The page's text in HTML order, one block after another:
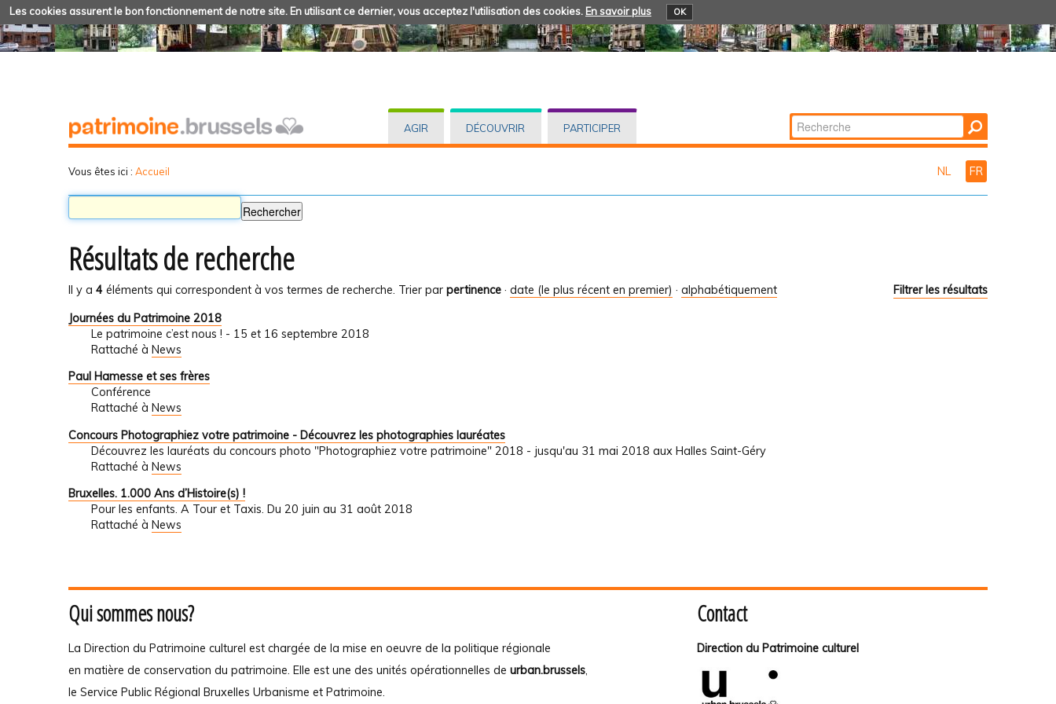
Les cookies assurent le bon fonctionnement de notre site. En utilisant ce dernier, vous acceptez l'utilisation des cookies. En savoir plus OK
AGIR DÉCOUVRIR PARTICIPER Chercher par
Recherche
Vous êtes ici : Accueil NL FR
Résultats de recherche
Il y a 4 éléments qui correspondent à vos termes de recherche. Filtrer les résultats
Trier par pertinence · date (le plus récent en premier) · alphabétiquement
Journées du Patrimoine 2018
Le patrimoine c’est nous ! - 15 et 16 septembre 2018
Rattaché à News
Paul Hamesse et ses frères
Conférence
Rattaché à News
Concours Photographiez votre patrimoine - Découvrez les photographies lauréates
Découvrez les lauréats du concours photo "Photographiez votre patrimoine" 2018 - jusqu'au 31 mai 2018 aux Halles Saint-Géry
Rattaché à News
Bruxelles. 1.000 Ans d’Histoire(s) !
Pour les enfants. A Tour et Taxis. Du 20 juin au 31 août 2018
Rattaché à News
Qui sommes nous?
La Direction du Patrimoine culturel est chargée de la mise en oeuvre de la politique régionale
en matière de conservation du patrimoine. Elle est une des unités opérationnelles de urban.brussels,
le Service Public Régional Bruxelles Urbanisme et Patrimoine.
Contact
Direction du Patrimoine culturel